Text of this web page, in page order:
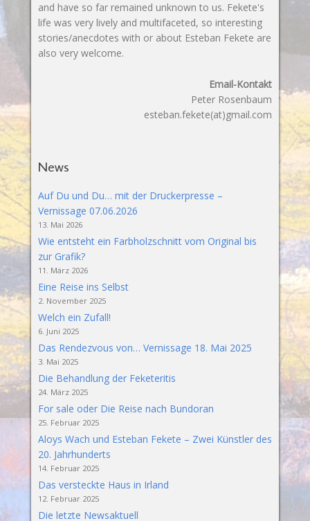
and have so far remained unknown to us. Fekete's
life was very lively and multifaceted, so interesting
stories/anecdotes with or about Esteban Fekete are
also very welcome.
Email-Kontakt
Peter Rosenbaum
esteban.fekete(at)gmail.com
News
Auf Du und Du… mit der Druckerpresse –
Vernissage 07.06.2026
13. Mai 2026
Wie entsteht ein Farbholzschnitt vom Original bis
zur Grafik?
11. März 2026
Eine Reise ins Selbst
2. November 2025
Welch ein Zufall!
6. Juni 2025
Das Rendezvous von… Vernissage 18. Mai 2025
3. Mai 2025
Die Behandlung der Feketeritis
24. März 2025
For sale oder Die Reise nach Bundoran
25. Februar 2025
Aloys Wach und Esteban Fekete – Zwei Künstler des
20. Jahrhunderts
14. Februar 2025
Das versteckte Haus in Irland
12. Februar 2025
Die letzte Newsaktuell